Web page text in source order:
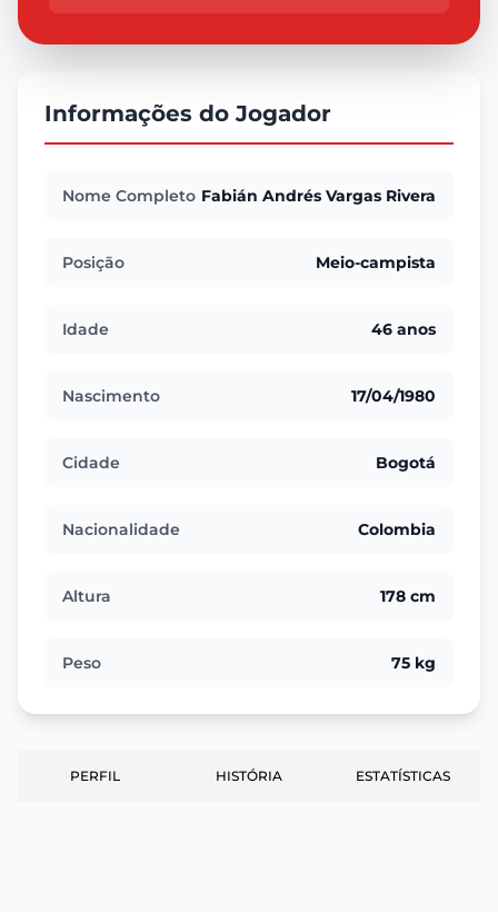
Informações do Jogador
Nome Completo Fabián Andrés Vargas Rivera
Posição Meio-campista
Idade 46 anos
Nascimento 17/04/1980
Cidade Bogotá
Nacionalidade Colombia
Altura 178 cm
Peso 75 kg
PERFIL HISTÓRIA ESTATÍSTICAS